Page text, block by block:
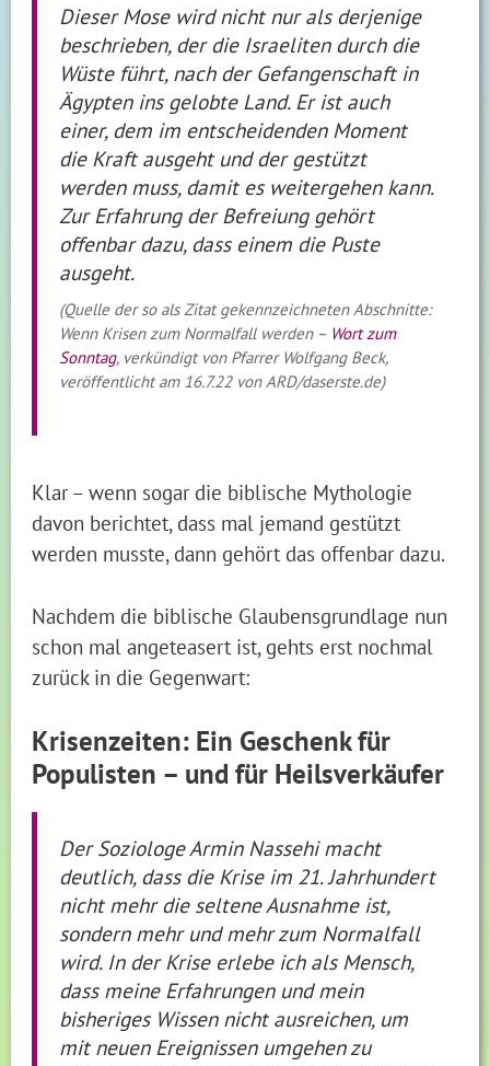
Dieser Mose wird nicht nur als derjenige
beschrieben, der die Israeliten durch die
Wüste führt, nach der Gefangenschaft in
Ägypten ins gelobte Land. Er ist auch
einer, dem im entscheidenden Moment
die Kraft ausgeht und der gestützt
werden muss, damit es weitergehen kann.
Zur Erfahrung der Befreiung gehört
offenbar dazu, dass einem die Puste
ausgeht.
(Quelle der so als Zitat gekennzeichneten Abschnitte:
Wenn Krisen zum Normalfall werden – Wort zum
Sonntag, verkündigt von Pfarrer Wolfgang Beck,
veröffentlicht am 16.7.22 von ARD/daserste.de)
Klar – wenn sogar die biblische Mythologie
davon berichtet, dass mal jemand gestützt
werden musste, dann gehört das offenbar dazu.
Nachdem die biblische Glaubensgrundlage nun
schon mal angeteasert ist, gehts erst nochmal
zurück in die Gegenwart:
Krisenzeiten: Ein Geschenk für
Populisten – und für Heilsverkäufer
Der Soziologe Armin Nassehi macht
deutlich, dass die Krise im 21. Jahrhundert
nicht mehr die seltene Ausnahme ist,
sondern mehr und mehr zum Normalfall
wird. In der Krise erlebe ich als Mensch,
dass meine Erfahrungen und mein
bisheriges Wissen nicht ausreichen, um
mit neuen Ereignissen umgehen zu